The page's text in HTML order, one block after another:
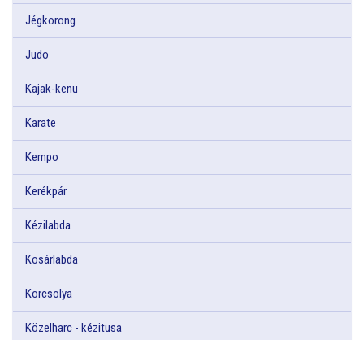
Jégkorong
Judo
Kajak-kenu
Karate
Kempo
Kerékpár
Kézilabda
Kosárlabda
Korcsolya
Közelharc - kézitusa